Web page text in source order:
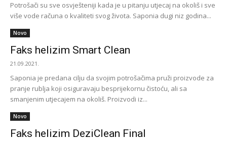
Potrošači su sve osvješteniji kada je u pitanju utjecaj na okoliš i sve
više vode računa o kvaliteti svog života. Saponia dugi niz godina...
Novo
Faks helizim Smart Clean
21.09.2021.
Saponia je predana cilju da svojim potrošačima pruži proizvode za
pranje rublja koji osiguravaju besprijekornu čistoću, ali sa
smanjenim utjecajem na okoliš. Proizvodi iz...
Novo
Faks helizim DeziClean Final